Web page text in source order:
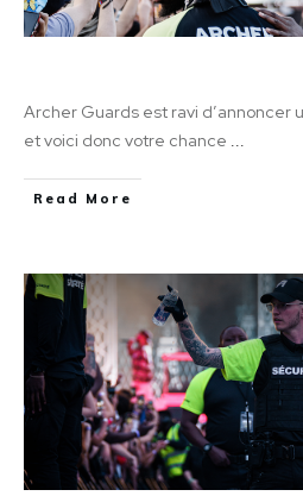
Archer Guards est ravi d’annoncer
et voici donc votre chance ...
Read More